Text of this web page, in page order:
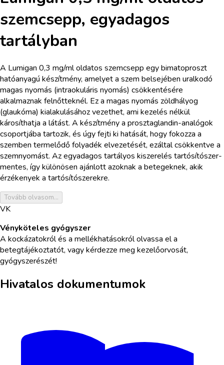
szemcsepp, egyadagos
tartályban
A Lumigan 0,3 mg/ml oldatos szemcsepp egy bimatoproszt
hatóanyagú készítmény, amelyet a szem belsejében uralkodó
magas nyomás (intraokuláris nyomás) csökkentésére
alkalmaznak felnőtteknél. Ez a magas nyomás zöldhályog
(glaukóma) kialakulásához vezethet, ami kezelés nélkül
károsíthatja a látást. A készítmény a prosztaglandin-analógok
csoportjába tartozik, és úgy fejti ki hatását, hogy fokozza a
szemben termelődő folyadék elvezetését, ezáltal csökkentve a
szemnyomást. Az egyadagos tartályos kiszerelés tartósítószer-
mentes, így különösen ajánlott azoknak a betegeknek, akik
érzékenyek a tartósítószerekre.
Tovább olvasom...
VK
Vényköteles gyógyszer
A kockázatokról és a mellékhatásokról olvassa el a
betegtájékoztatót, vagy kérdezze meg kezelőorvosát,
gyógyszerészét!
Hivatalos dokumentumok